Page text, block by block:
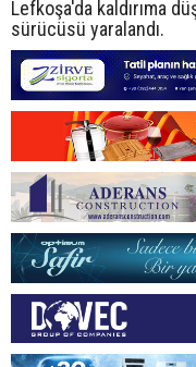
Lefkoşa'da kaldırıma
sürücüsü yaralandı.